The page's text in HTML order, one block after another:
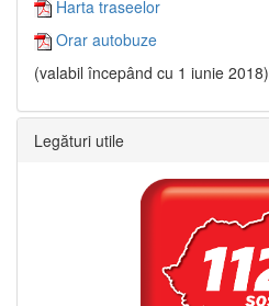
Harta traseelor
Orar autobuze
(valabil începând cu 1 iunie 2018)
Legături utile